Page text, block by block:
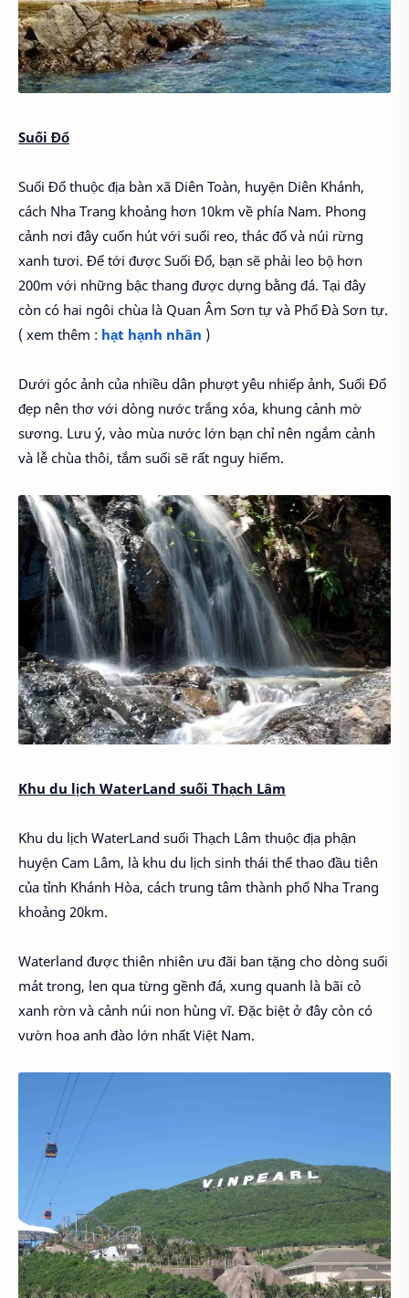
Suối Đổ
Suối Đổ thuộc địa bàn xã Diên Toàn, huyện Diên Khánh,
cách Nha Trang khoảng hơn 10km về phía Nam. Phong
cảnh nơi đây cuốn hút với suối reo, thác đổ và núi rừng
xanh tươi. Để tới được Suối Đổ, bạn sẽ phải leo bộ hơn
200m với những bậc thang được dựng bằng đá. Tại đây
còn có hai ngôi chùa là Quan Âm Sơn tự và Phổ Đà Sơn tự.
( xem thêm : hạt hạnh nhân )
Dưới góc ảnh của nhiều dân phượt yêu nhiếp ảnh, Suối Đổ
đẹp nên thơ với dòng nước trắng xóa, khung cảnh mờ
sương. Lưu ý, vào mùa nước lớn bạn chỉ nên ngắm cảnh
và lễ chùa thôi, tắm suối sẽ rất nguy hiểm.
Khu du lịch WaterLand suối Thạch Lâm
Khu du lịch WaterLand suối Thạch Lâm thuộc địa phận
huyện Cam Lâm, là khu du lịch sinh thái thể thao đầu tiên
của tỉnh Khánh Hòa, cách trung tâm thành phố Nha Trang
khoảng 20km.
Waterland được thiên nhiên ưu đãi ban tặng cho dòng suối
mát trong, len qua từng gềnh đá, xung quanh là bãi cỏ
xanh rờn và cảnh núi non hùng vĩ. Đặc biệt ở đây còn có
vườn hoa anh đào lớn nhất Việt Nam.